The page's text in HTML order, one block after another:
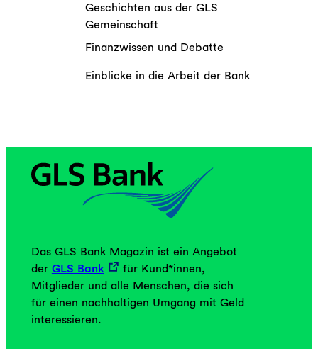
Geschichten aus der GLS
Gemeinschaft
Finanzwissen und Debatte
Einblicke in die Arbeit der Bank
Das GLS Bank Magazin ist ein Angebot
der GLS Bank
für Kund*innen,
Mitglieder und alle Menschen, die sich
für einen nachhaltigen Umgang mit Geld
interessieren.